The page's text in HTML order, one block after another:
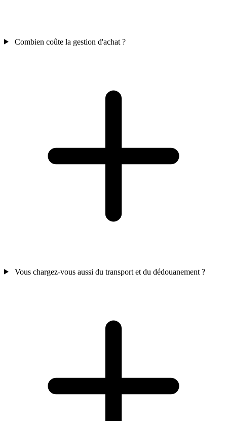
Combien coûte la gestion d'achat ?
Vous chargez-vous aussi du transport et du dédouanement ?